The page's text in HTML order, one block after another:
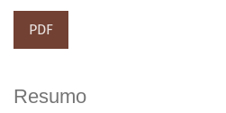
PDF
Resumo